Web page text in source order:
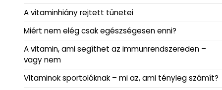
A vitaminhiány rejtett tünetei
Miért nem elég csak egészségesen enni?
A vitamin, ami segíthet az immunrendszereden –
vagy nem
Vitaminok sportolóknak – mi az, ami tényleg számít?